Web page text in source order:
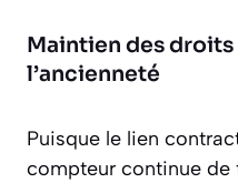
Maintien des
l’ancienneté
Puisque le lien
compteur continue de